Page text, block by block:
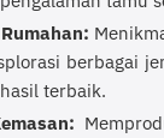
berbagai
terbaik.